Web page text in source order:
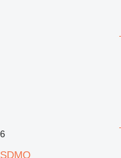
6
SDMO